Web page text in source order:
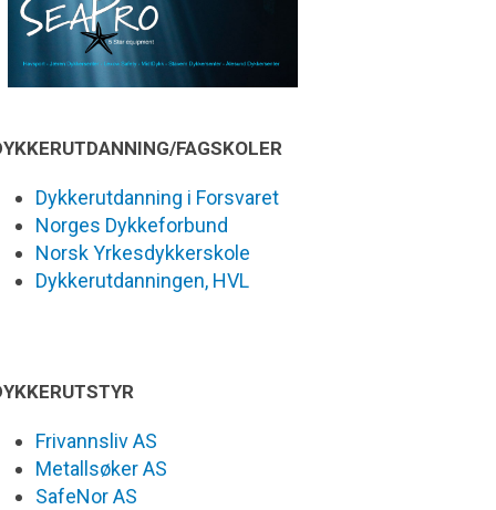
FAGSKOLER
Dykkerutdanning i Forsvaret
Norges Dykkeforbund
Norsk Yrkesdykkerskole
Dykkerutdanningen, HVL
Frivannsliv AS
Metallsøker AS
SafeNor AS